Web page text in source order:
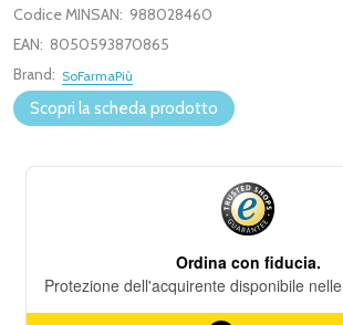
Codice MINSAN: 988028460
EAN: 8050593870865
Brand: SoFarmaPiù
Scopri la scheda prodotto